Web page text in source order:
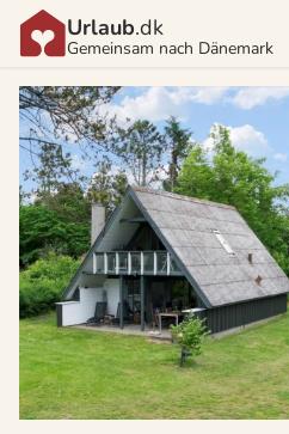
Urlaub.dk
Gemeinsam nach Dänemark